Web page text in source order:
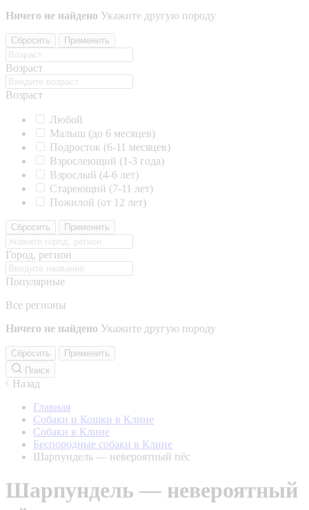
Ничего не найдено Укажите другую породу
Сбросить Применить
Возраст
Возраст
Любой
Малыш (до 6 месяцев)
Подросток (6-11 месяцев)
Взрослеющий (1-3 года)
Взрослый (4-6 лет)
Стареющий (7-11 лет)
Пожилой (от 12 лет)
Сбросить Применить
Город, регион
Популярные
Все регионы
Ничего не найдено Укажите другую породу
Сбросить
Применить
Поиск
Назад
Главная
Собаки и Кошки в Клине
Собаки в Клине
Беспородные собаки в Клине
Шарпундель — невероятный пёс
Шарпундель — невероятный